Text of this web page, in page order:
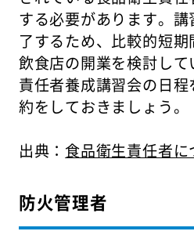
する必要があります。
了するため、比較的短期
飲食店の開業を検討し
責任者養成講習会の日
約をしておきましょう。
出典： 食品衛生責任者に
防火管理者